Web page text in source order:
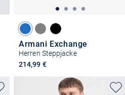
Armani Exchange
Herren Steppjacke
214,99 €